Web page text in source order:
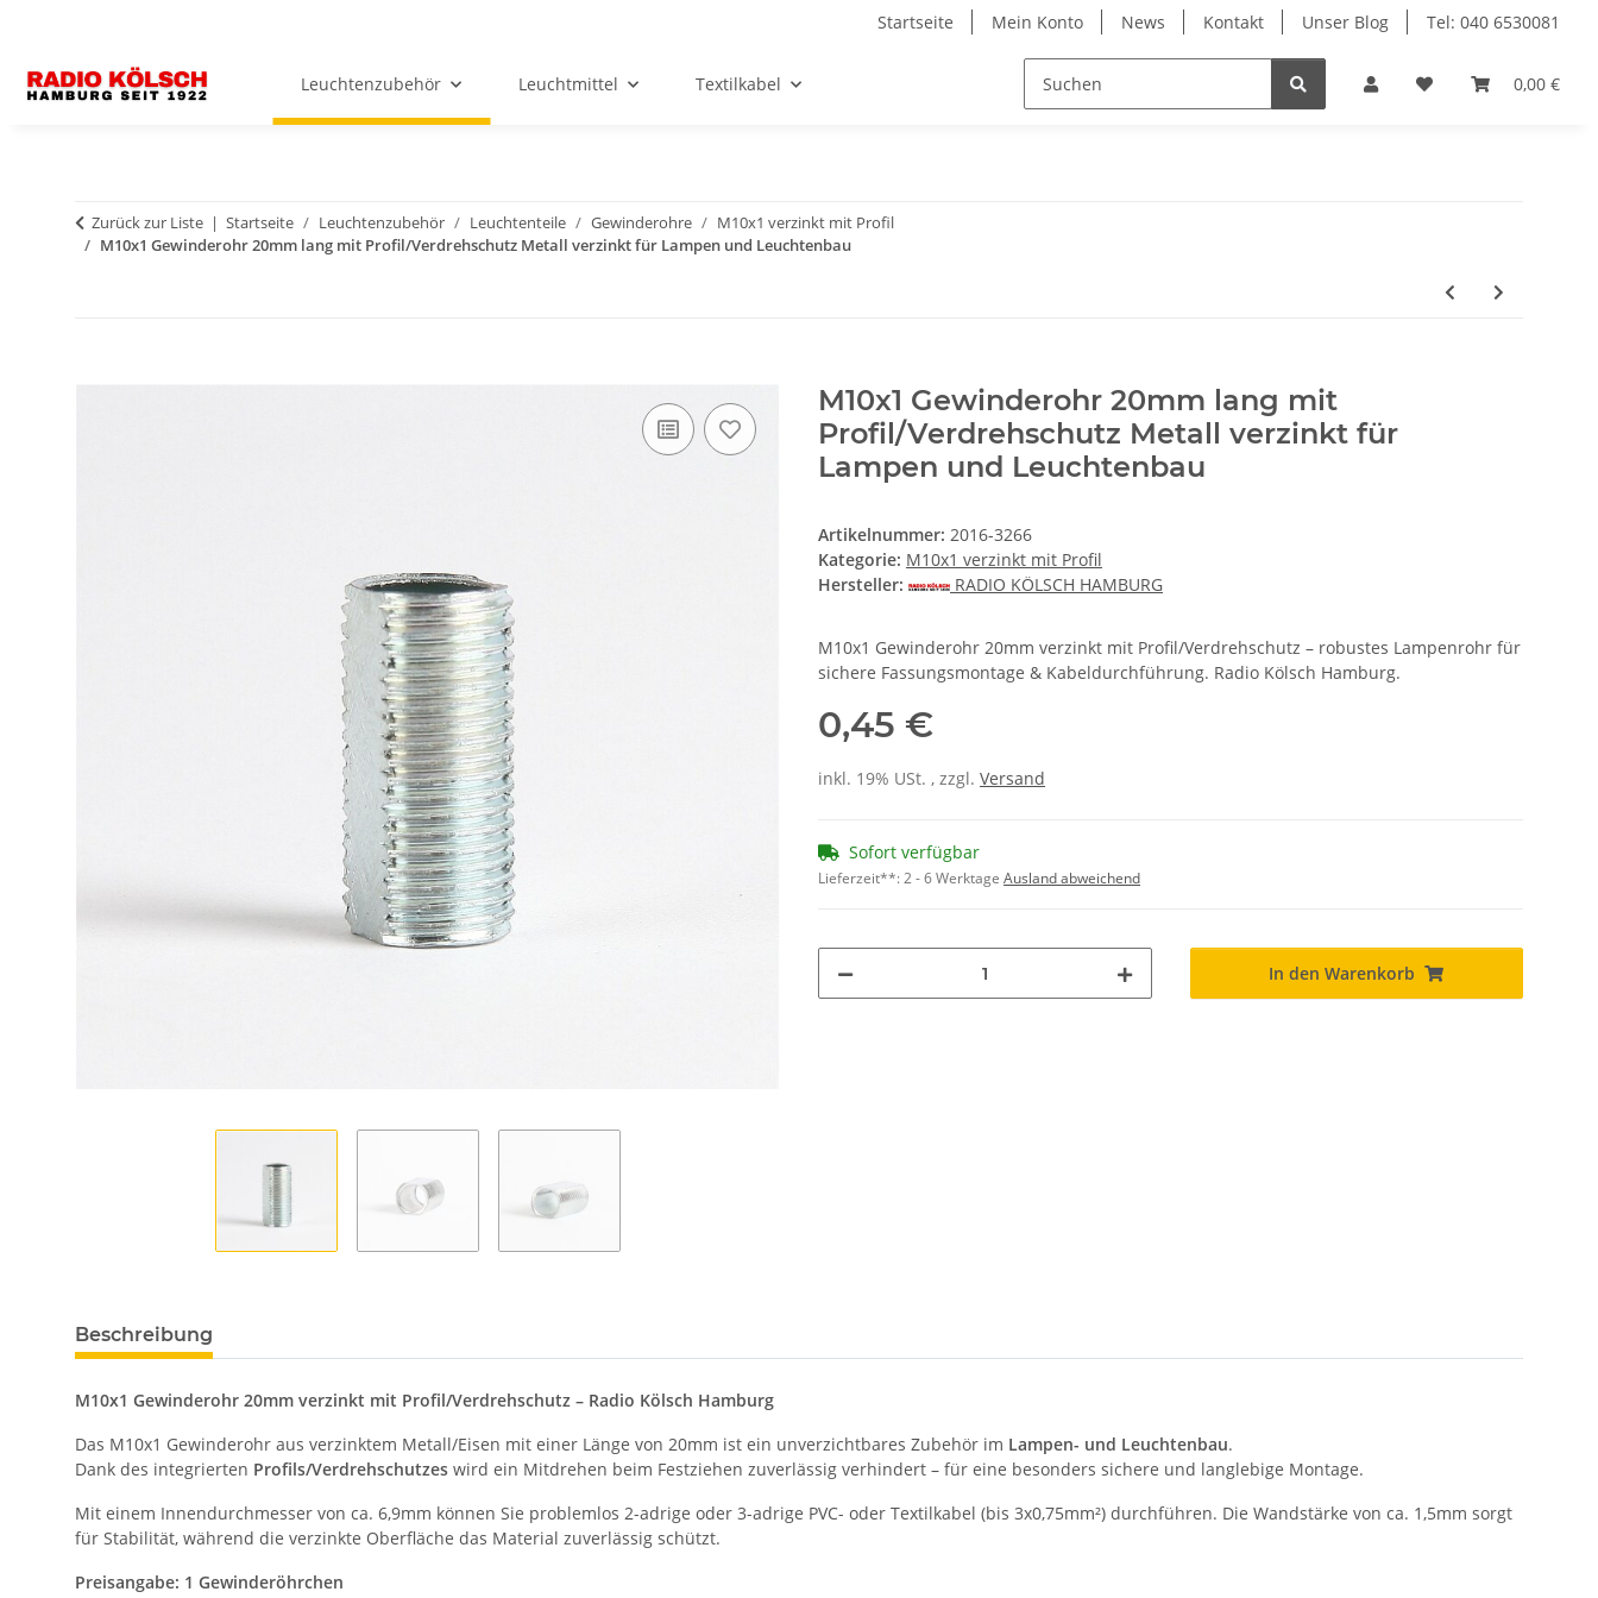
Startseite Mein Konto News Kontakt Unser Blog Tel: 040 6530081
0,00 €
Leuchtenzubehör Leuchtmittel Textilkabel
Zurück zur Liste Startseite Leuchtenzubehör Leuchtenteile Gewinderohre
M10x1 verzinkt mit Profil
M10x1 Gewinderohr 20mm lang mit Profil/Verdrehschutz Metall verzinkt für Lampen und Leuchtenbau
M10x1 Gewinderohr 20mm lang mit
Profil/Verdrehschutz Metall verzinkt für
Lampen und Leuchtenbau
Artikelnummer: 2016-3266
Kategorie: M10x1 verzinkt mit Profil
Hersteller:
RADIO KÖLSCH HAMBURG
M10x1 Gewinderohr 20mm verzinkt mit Profil/Verdrehschutz – robustes Lampenrohr für
sichere Fassungsmontage & Kabeldurchführung. Radio Kölsch Hamburg.
0,45 €
inkl. 19% USt. , zzgl. Versand
Sofort verfügbar
Lieferzeit**:2 - 6 Werktage Ausland abweichend
In den Warenkorb
Beschreibung
M10x1 Gewinderohr 20mm verzinkt mit Profil/Verdrehschutz – Radio Kölsch Hamburg
Das M10x1 Gewinderohr aus verzinktem Metall/Eisen mit einer Länge von 20mm ist ein unverzichtbares Zubehör im Lampen- und Leuchtenbau.
Dank des integrierten Profils/Verdrehschutzes wird ein Mitdrehen beim Festziehen zuverlässig verhindert – für eine besonders sichere und langlebige Montage.
Mit einem Innendurchmesser von ca. 6,9mm können Sie problemlos 2-adrige oder 3-adrige PVC- oder Textilkabel (bis 3x0,75mm²) durchführen. Die Wandstärke von ca. 1,5mm sorgt
für Stabilität, während die verzinkte Oberfläche das Material zuverlässig schützt.
Preisangabe: 1 Gewinderöhrchen